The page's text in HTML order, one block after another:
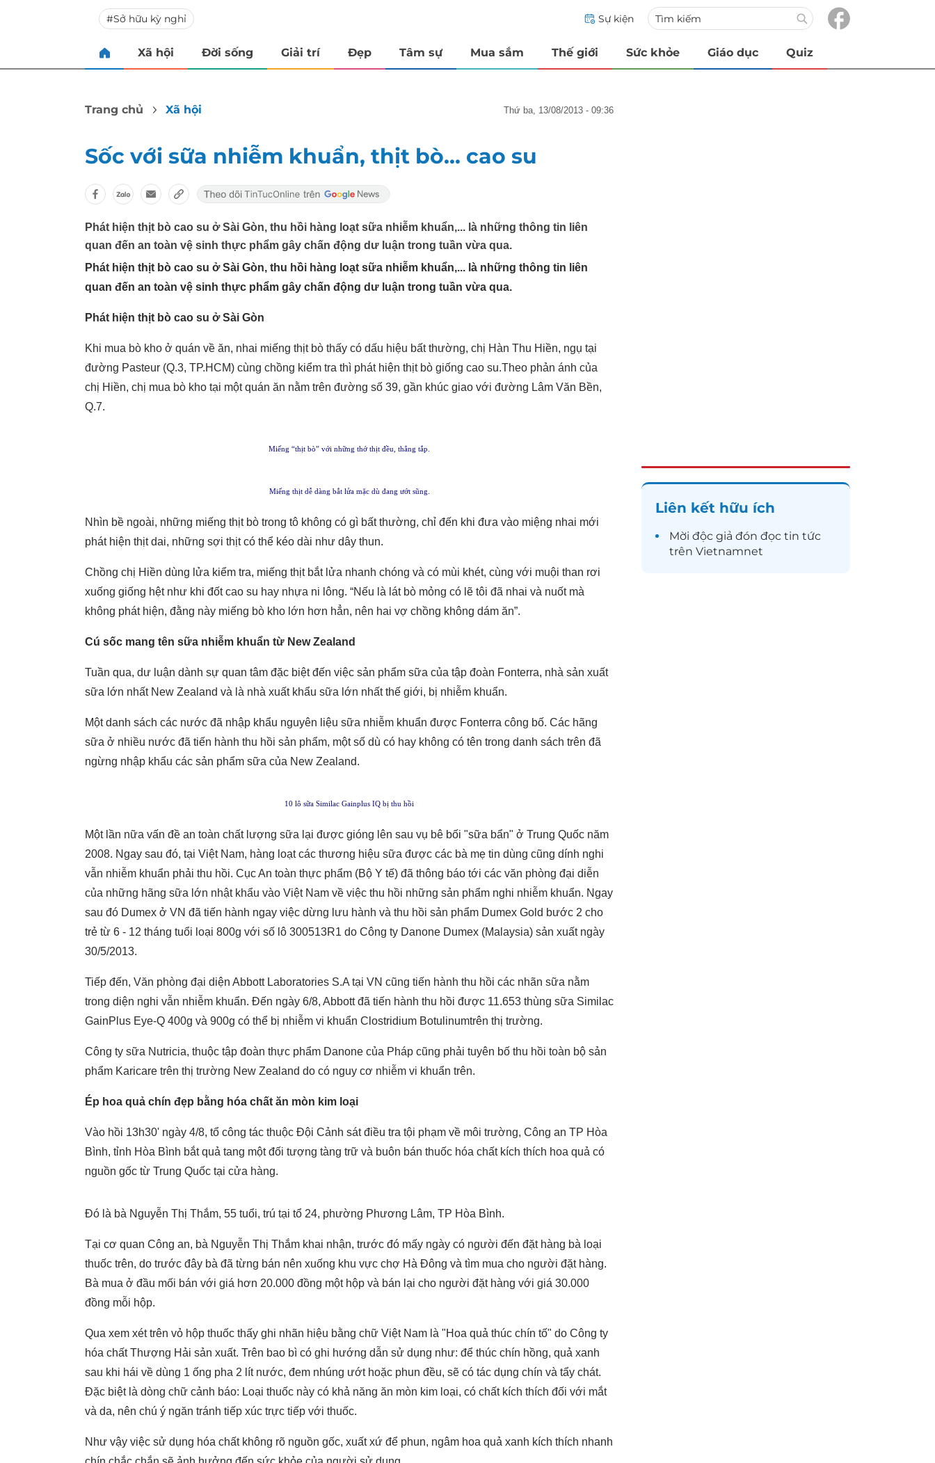
Sở hữu kỳ nghỉ Sự kiện
Xã hội Đời sống Giải trí Đẹp Tâm sự Mua sắm Thế giới Sức khỏe Giáo dục Quiz
Trang chủ Xã hội thứ ba, 13/08/2013 - 09:36
Sốc với sữa nhiễm khuẩn, thịt bò... cao su
Phát hiện thịt bò cao su ở Sài Gòn, thu hồi hàng loạt sữa nhiễm khuẩn,... là những thông tin liên
quan đến an toàn vệ sinh thực phẩm gây chấn động dư luận trong tuần vừa qua.
Phát hiện thịt bò cao su ở Sài Gòn, thu hồi hàng loạt sữa nhiễm khuẩn,... là những thông tin liên
quan đến an toàn vệ sinh thực phẩm gây chấn động dư luận trong tuần vừa qua.
Phát hiện thịt bò cao su ở Sài Gòn
Khi mua bò kho ở quán về ăn, nhai miếng thịt bò thấy có dấu hiệu bất thường, chị Hàn Thu Hiền, ngụ tại
đường Pasteur (Q.3, TP.HCM) cùng chồng kiểm tra thì phát hiện thịt bò giống cao su.Theo phản ánh của
chị Hiền, chị mua bò kho tại một quán ăn nằm trên đường số 39, gần khúc giao với đường Lâm Văn Bền,
Q.7.
Miếng “thịt bò” với những thớ thịt đều, thẳng tắp.
Miếng thịt dễ dàng bắt lửa mặc dù đang ướt sũng.
Nhìn bề ngoài, những miếng thịt bò trong tô không có gì bất thường, chỉ đến khi đưa vào miệng nhai mới
phát hiện thịt dai, những sợi thịt có thể kéo dài như dây thun.
Chồng chị Hiền dùng lửa kiểm tra, miếng thịt bắt lửa nhanh chóng và có mùi khét, cùng với muội than rơi
xuống giống hệt như khi đốt cao su hay nhựa ni lông. “Nếu là lát bò mỏng có lẽ tôi đã nhai và nuốt mà
không phát hiện, đằng này miếng bò kho lớn hơn hẳn, nên hai vợ chồng không dám ăn”.
Cú sốc mang tên sữa nhiễm khuẩn từ New Zealand
Tuần qua, dư luận dành sự quan tâm đặc biệt đến việc sản phẩm sữa của tập đoàn Fonterra, nhà sản xuất
sữa lớn nhất New Zealand và là nhà xuất khẩu sữa lớn nhất thế giới, bị nhiễm khuẩn.
Một danh sách các nước đã nhập khẩu nguyên liệu sữa nhiễm khuẩn được Fonterra công bố. Các hãng
sữa ở nhiều nước đã tiến hành thu hồi sản phẩm, một số dù có hay không có tên trong danh sách trên đã
ngừng nhập khẩu các sản phẩm sữa của New Zealand.
10 lô sữa Similac Gainplus IQ bị thu hồi
Một lần nữa vấn đề an toàn chất lượng sữa lại được gióng lên sau vụ bê bối "sữa bẩn" ở Trung Quốc năm
2008. Ngay sau đó, tại Việt Nam, hàng loạt các thương hiệu sữa được các bà mẹ tin dùng cũng dính nghi
vẫn nhiễm khuẩn phải thu hồi. Cục An toàn thực phẩm (Bộ Y tế) đã thông báo tới các văn phòng đại diễn
của những hãng sữa lớn nhật khẩu vào Việt Nam về việc thu hồi những sản phẩm nghi nhiễm khuẩn. Ngay
sau đó Dumex ở VN đã tiến hành ngay việc dừng lưu hành và thu hồi sản phẩm Dumex Gold bước 2 cho
trẻ từ 6 - 12 tháng tuổi loại 800g với số lô 300513R1 do Công ty Danone Dumex (Malaysia) sản xuất ngày
30/5/2013.
Tiếp đến, Văn phòng đại diện Abbott Laboratories S.A tại VN cũng tiến hành thu hồi các nhãn sữa nằm
trong diện nghi vẫn nhiễm khuẩn. Đến ngày 6/8, Abbott đã tiến hành thu hồi được 11.653 thùng sữa Similac
GainPlus Eye-Q 400g và 900g có thể bị nhiễm vi khuẩn Clostridium Botulinumtrên thị trường.
Công ty sữa Nutricia, thuộc tập đoàn thực phẩm Danone của Pháp cũng phải tuyên bố thu hồi toàn bộ sản
phẩm Karicare trên thị trường New Zealand do có nguy cơ nhiễm vi khuẩn trên.
Ép hoa quả chín đẹp bằng hóa chất ăn mòn kim loại
Vào hồi 13h30' ngày 4/8, tổ công tác thuộc Đội Cảnh sát điều tra tội phạm về môi trường, Công an TP Hòa
Bình, tỉnh Hòa Bình bắt quả tang một đối tượng tàng trữ và buôn bán thuốc hóa chất kích thích hoa quả có
nguồn gốc từ Trung Quốc tại cửa hàng.
Đó là bà Nguyễn Thị Thắm, 55 tuổi, trú tại tổ 24, phường Phương Lâm, TP Hòa Bình.
Tại cơ quan Công an, bà Nguyễn Thị Thắm khai nhận, trước đó mấy ngày có người đến đặt hàng bà loại
thuốc trên, do trước đây bà đã từng bán nên xuống khu vực chợ Hà Đông và tìm mua cho người đặt hàng.
Bà mua ở đầu mối bán với giá hơn 20.000 đồng một hộp và bán lại cho người đặt hàng với giá 30.000
đồng mỗi hộp.
Qua xem xét trên vỏ hộp thuốc thấy ghi nhãn hiệu bằng chữ Việt Nam là "Hoa quả thúc chín tố" do Công ty
hóa chất Thượng Hải sản xuất. Trên bao bì có ghi hướng dẫn sử dụng như: để thúc chín hồng, quả xanh
sau khi hái về dùng 1 ống pha 2 lít nước, đem nhúng ướt hoặc phun đều, sẽ có tác dụng chín và tẩy chát.
Đặc biệt là dòng chữ cảnh báo: Loại thuốc này có khả năng ăn mòn kim loại, có chất kích thích đối với mắt
và da, nên chú ý ngăn tránh tiếp xúc trực tiếp với thuốc.
Như vậy việc sử dụng hóa chất không rõ nguồn gốc, xuất xứ để phun, ngâm hoa quả xanh kích thích nhanh
Liên kết hữu ích
Mời độc giả đón đọc tin tức
trên Vietnamnet